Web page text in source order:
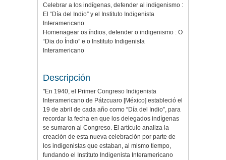
Celebrar a los indígenas, defender al indigenismo :
El “Día del Indio” y el Instituto Indigenista
Interamericano
Homenagear os índios, defender o indigenismo : O
“Dia do Índio” e o Instituto Indigenista
Interamericano
Descripción
"En 1940, el Primer Congreso Indigenista
Interamericano de Pátzcuaro [México] estableció el
19 de abril de cada año como “Día del Indio”, para
recordar la fecha en que los delegados indígenas
se sumaron al Congreso. El artículo analiza la
creación de esta nueva celebración por parte de
los indigenistas que estaban, al mismo tiempo,
fundando el Instituto Indigenista Interamericano